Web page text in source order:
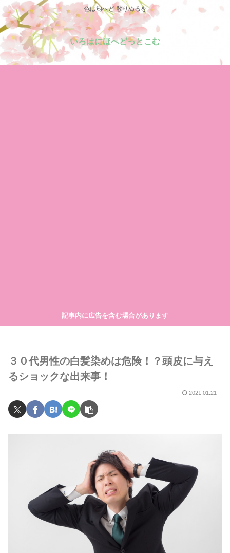
色は匂へど 散りぬるを
いろはにほへどっとこむ
記事内に広告を含む場合があります
３０代男性の白髪染めは危険！？頭皮に与え
るショックな出来事！
2021.01.21